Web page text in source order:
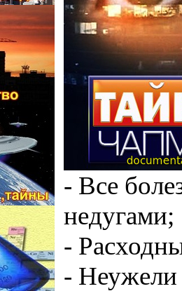
- Все
недугами;
-
- Неужели